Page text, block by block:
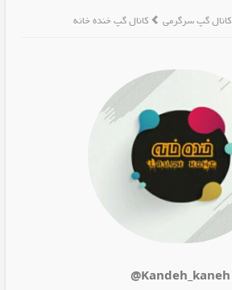
کانال گپ سرگرمی کانال گپ خنده خانه
@Kandeh_kaneh